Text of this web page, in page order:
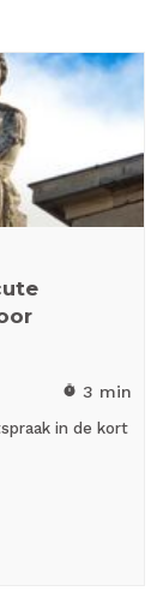
timer 3 min
in de kort